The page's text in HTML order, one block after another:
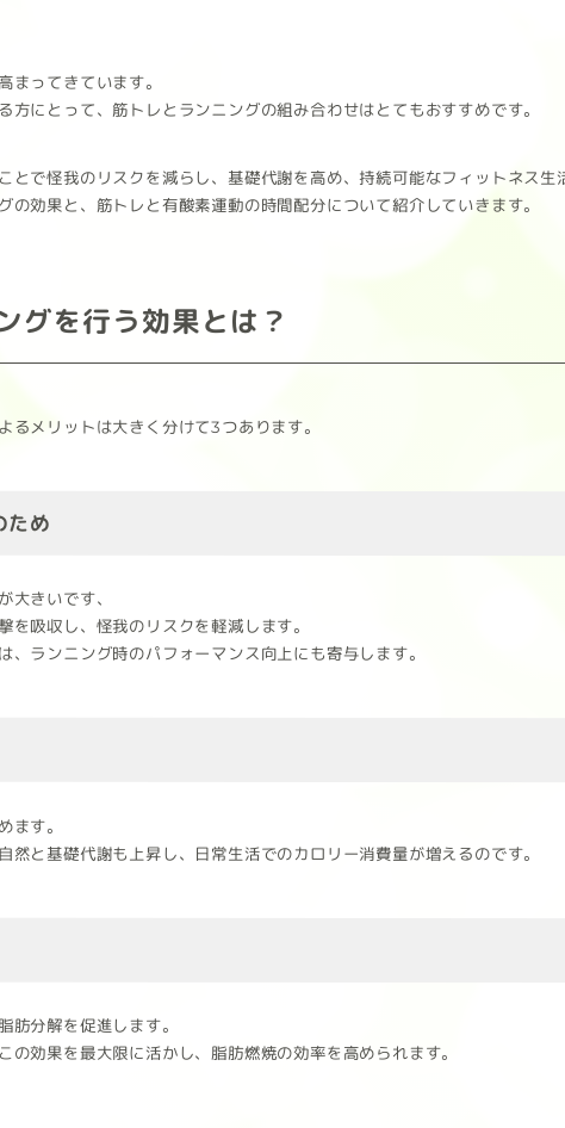
まってきています。
方にとって、筋トレとランニングの組み合わせはとてもおすすめです。
とで怪我のリスクを減らし、基礎代謝を高め、持続可能なフィットネス生
の効果と、筋トレと有酸素運動の時間配分について紹介していきます。
グを行う効果とは？
るメリットは大きく分けて3つあります。
ため
大きいです、
を吸収し、怪我のリスクを軽減します。
、ランニング時のパフォーマンス向上にも寄与します。
ます。
然と基礎代謝も上昇し、日常生活でのカロリー消費量が増えるのです。
肪分解を促進します。
の効果を最大限に活かし、脂肪燃焼の効率を高められます。